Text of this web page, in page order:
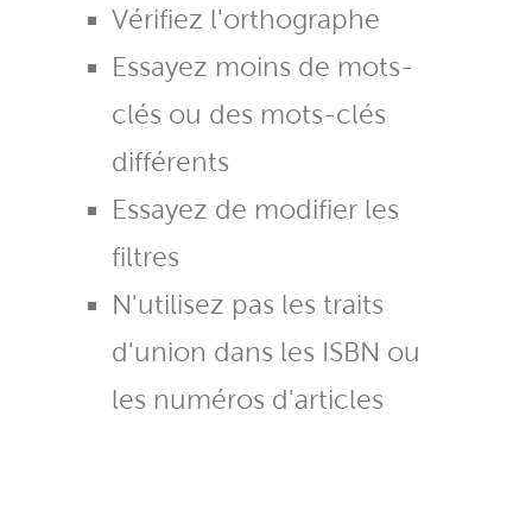
Vérifiez l'orthographe
Essayez moins de mots-
clés ou des mots-clés
différents
Essayez de modifier les
filtres
N'utilisez pas les traits
d'union dans les ISBN ou
les numéros d'articles